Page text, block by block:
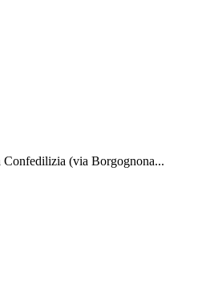
Confedilizia (via Borgognona...